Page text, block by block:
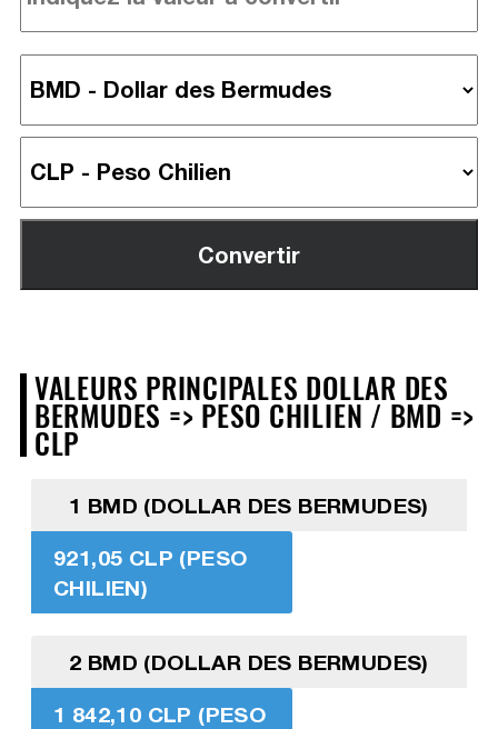
VALEURS PRINCIPALES DOLLAR DES
BERMUDES => PESO CHILIEN / BMD =>
CLP
1 BMD (DOLLAR DES BERMUDES)
921,05 CLP (PESO
CHILIEN)
2 BMD (DOLLAR DES BERMUDES)
1 842,10 CLP (PESO